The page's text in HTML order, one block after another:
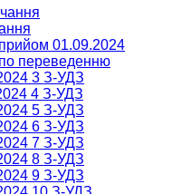
01.09.2024
переведенню
3 З-УДЗ
4 З-УДЗ
5 З-УДЗ
6 З-УДЗ
7 З-УДЗ
8 З-УДЗ
9 З-УДЗ